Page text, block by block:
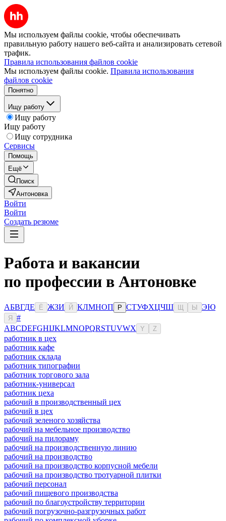
Мы используем файлы cookie, чтобы обеспечивать
правильную работу нашего веб-сайта и анализировать сетевой
трафик.
Правила использования файлов cookie
Мы используем файлы cookie. Правила использования
файлов cookie
Понятно
Ищу работу
Ищу работу
Ищу работу
Ищу сотрудника
Сервисы
Помощь
Ещё
Поиск
Антоновка
Войти
Войти
Создать резюме
Работа и вакансии
по профессии в Антоновке
АБВГДЕ Ё ЖЗИ Й КЛМНОП Р СТУФХЦЧШ Ы ЭЮ
Я
#
ABCDEFGHIJKLMNOPQRSTUVWX Y Z
работник в цех
работник кафе
работник склада
работник типографии
работник торгового зала
работник-универсал
работник цеха
рабочий в производственный цех
рабочий в цех
рабочий зеленого хозяйства
рабочий на мебельное производство
рабочий на пилораму
рабочий на производственную линию
рабочий на производство
рабочий на производство корпусной мебели
рабочий на производство тротуарной плитки
рабочий персонал
рабочий пищевого производства
рабочий по благоустройству территории
рабочий погрузочно-разгрузочных работ